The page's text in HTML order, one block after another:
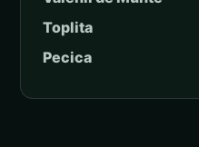
Toplita
Pecica